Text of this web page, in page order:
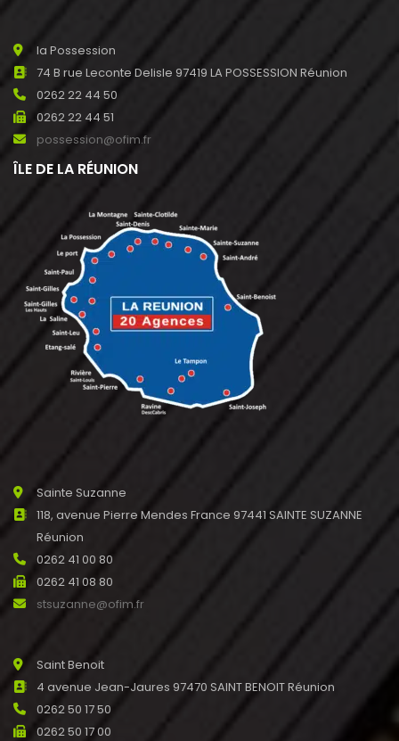
la Possession
74 B rue Leconte Delisle 97419 LA POSSESSION Réunion
0262 22 44 50
0262 22 44 51
possession@ofim.fr
ÎLE DE LA RÉUNION
Sainte Suzanne
118, avenue Pierre Mendes France 97441 SAINTE SUZANNE
Réunion
0262 41 00 80
0262 41 08 80
stsuzanne@ofim.fr
Saint Benoit
4 avenue Jean-Jaures 97470 SAINT BENOIT Réunion
0262 50 17 50
0262 50 17 00